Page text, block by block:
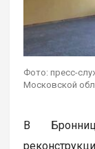
Фото: пресс-
Московской
В